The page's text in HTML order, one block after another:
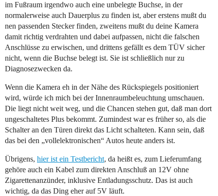
im Fußraum irgendwo auch eine unbelegte Buchse, in der
normalerweise auch Dauerplus zu finden ist, aber erstens mußt du
nen passenden Stecker finden, zweitens mußt du deine Kamera
damit richtig verdrahten und dabei aufpassen, nicht die falschen
Anschlüsse zu erwischen, und drittens gefällt es dem TÜV sicher
nicht, wenn die Buchse belegt ist. Sie ist schließlich nur zu
Diagnosezwecken da.
Wenn die Kamera eh in der Nähe des Rückspiegels positioniert
wird, würde ich mich bei der Innenraumbeleuchtung umschauen.
Die liegt nicht weit weg, und die Chancen stehen gut, daß man dort
ungeschaltetes Plus bekommt. Zumindest war es früher so, als die
Schalter an den Türen direkt das Licht schalteten. Kann sein, daß
das bei den „vollelektronischen“ Autos heute anders ist.
Übrigens, hier ist ein Testbericht, da heißt es, zum Lieferumfang
gehöre auch ein Kabel zum direkten Anschluß an 12V ohne
Zigarettenanzünder, inklusive Entladungsschutz. Das ist auch
wichtig, da das Ding eher auf 5V läuft.